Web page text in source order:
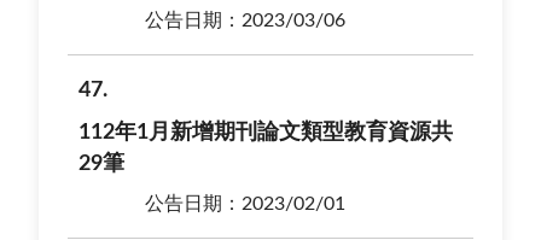
公告日期：2023/03/06
47
112年1月新增期刊論文類型教育資源共
29筆
公告日期：2023/02/01